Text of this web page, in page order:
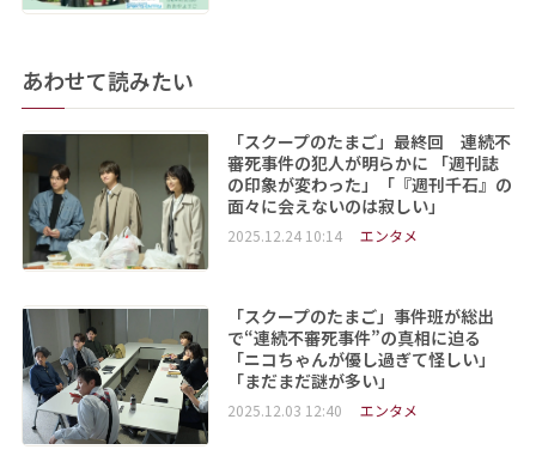
あわせて読みたい
「スクープのたまご」最終回 連続不
審死事件の犯人が明らかに 「週刊誌
の印象が変わった」「『週刊千石』の
面々に会えないのは寂しい」
2025.12.24 10:14 エンタメ
「スクープのたまご」事件班が総出
で“連続不審死事件”の真相に迫る
「ニコちゃんが優し過ぎて怪しい」
「まだまだ謎が多い」
2025.12.03 12:40 エンタメ